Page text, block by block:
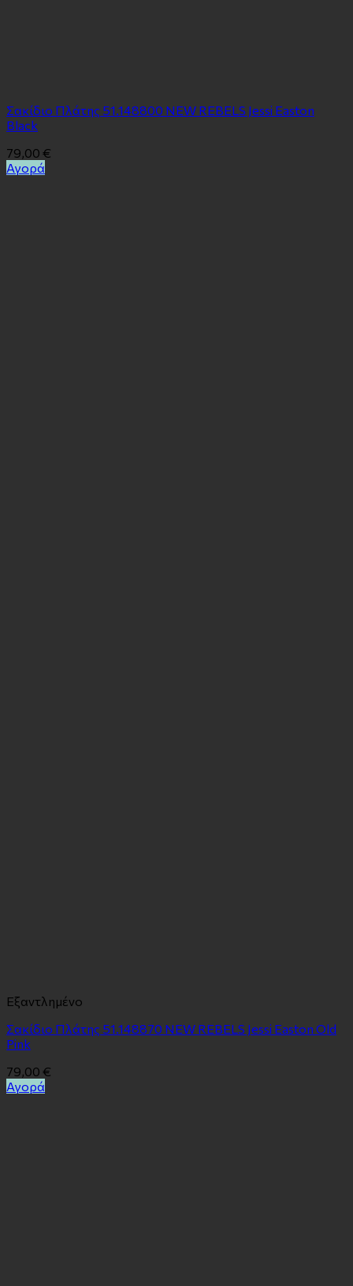
Σακίδιο Πλάτης 51.148800 NEW REBELS Jessi Easton
Black
79,00 €
Αγορά
Εξαντλημένο
Σακίδιο Πλάτης 51.148870 NEW REBELS Jessi Easton Old
Pink
79,00 €
Αγορά